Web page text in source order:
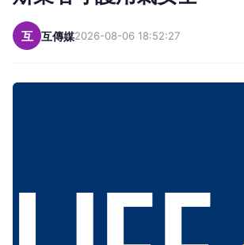
互 互傳媒2026-08-06 18:52:27